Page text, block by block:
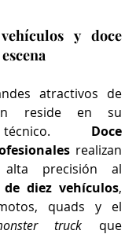
y doce
atractivos de
reside en su
técnico. Doce
realizan
precisión al
de diez vehículos,
quads y el
truck que